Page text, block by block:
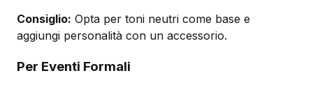
Consiglio: Opta per toni neutri come base e
aggiungi personalità con un accessorio.
Per Eventi Formali